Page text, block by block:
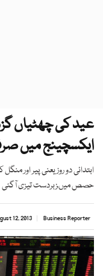
عید کی چھٹیاں
ایکسچینج میں صرف 3 روز کام
ابتدائی دو روز یعنی پیر اور
حصص میںزبردست تیزی آگئی
Business Reporter
12, 2013